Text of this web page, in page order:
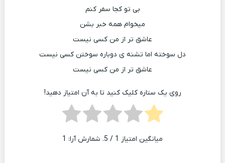
بی تو کجا سفر کنم
میخوام همه خبر بشن
عاشق تر از من کسی نیست
دل سوخته اما تشنه ی دوباره سوختن کسی نیست
عاشق تر از من کسی نیست
روی یک ستاره کلیک کنید تا به آن امتیاز دهید!
میانگین امتیاز 1 / 5. شمارش آرا: 1